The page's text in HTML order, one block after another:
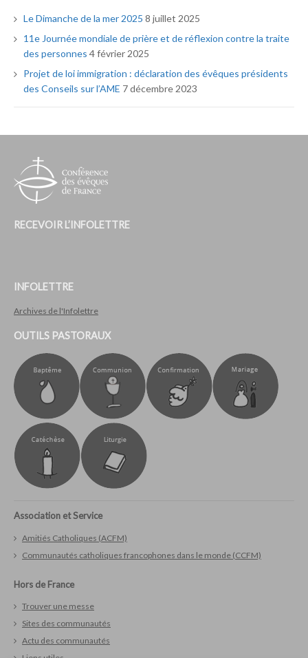
Le Dimanche de la mer 2025 8 juillet 2025
11e Journée mondiale de prière et de réflexion contre la traite
des personnes 4 février 2025
Projet de loi immigration : déclaration des évêques présidents
des Conseils sur l’AME 7 décembre 2023
RECEVOIR L’INFOLETTRE
INFOLETTRE
Archives de l'Infolettre
OUTILS PASTORAUX
Association et Service
Amitiés Catholiques (ACFM)
Communautés catholiques francophones dans le monde (CCFM)
Hors de France
Trouver une messe
Sites des communautés
Actu des communautés